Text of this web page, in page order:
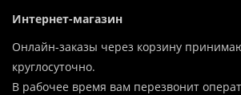
Интернет-магазин
Онлайн-заказы через корзину
круглосуточно.
В рабочее время вам перезвонит